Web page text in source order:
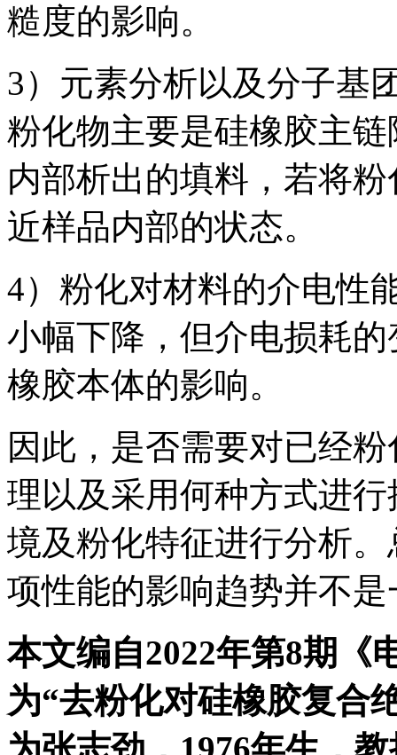
糙度的影响。
3）元素分析以及分子基
粉化物主要是硅橡胶主
内部析出的填料，若将
近样品内部的状态。
4）粉化对材料的介电性
小幅下降，但介电损耗
橡胶本体的影响。
因此，是否需要对已经
理以及采用何种方式进
境及粉化特征进行分析
项性能的影响趋势并不
本文编自2022年第8期《
为“去粉化对硅橡胶复合